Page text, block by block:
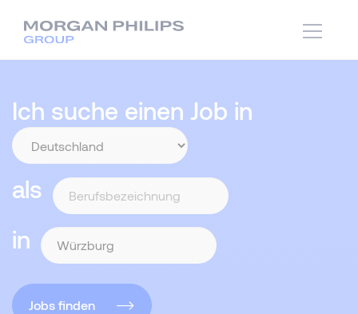
Ich suche einen Job in
als
in
Jobs finden